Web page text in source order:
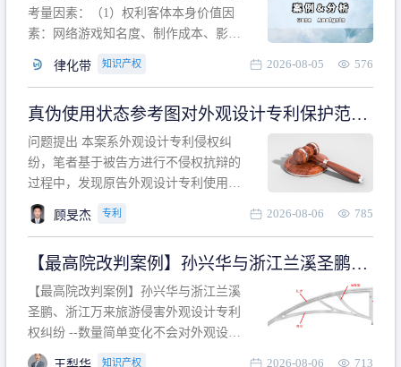
有的、在本专利申请日之
考量因素：（1）权利客体本身价值因
素：网络游戏知名度、制作成本、影响
利角度因素：被诉侵权游戏销售数量、
人数、活跃人数、市场占用率；（3）被
告主观因素：被告的主观恶意、是否明
知或应知、是否有
律化带 知识产权 2026-08-05 576
真伪使用状态参考图对外观设计专利保护范围
的影响
问题提出 本案系外观设计专利侵权纠
纷，笔者基于被告方进行不侵权抗辩的
过程中，发现原告外观设计专利使用状
态参考图中的外观设计与被告涉案商品
的视觉效果存在显著区别。故就使用状
保护范围确定进行了研究，将办案体会
与研究过程记录如下： 简要结论： 笔者
提出使用状态参考图应以
顾旻杰 专利 2026-08-06 785
【最高院改判案例】孙兴华与浙江兰溪圣鹏、
浙江万来旅游侵害外观设计专利权纠纷
【最高院改判案例】孙兴华与浙江兰溪
圣鹏、浙江万来旅游侵害外观设计专利
权纠纷 --数量简单变化不会对外观设计
产生视觉影响，及现有设计抗辩与专利
王梨华 知识产权 2026-08-06 713